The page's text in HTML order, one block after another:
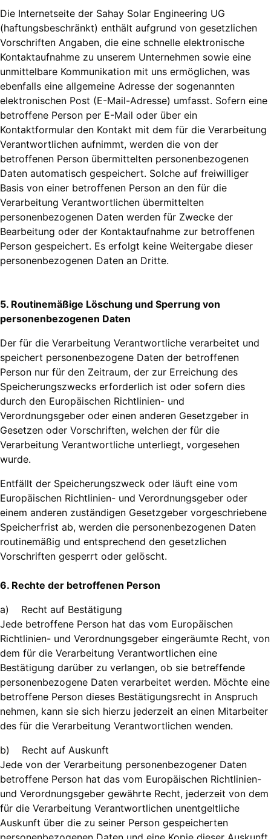
Die Internetseite der Sahay Solar Engineering UG
(haftungsbeschränkt) enthält aufgrund von gesetzlichen
Vorschriften Angaben, die eine schnelle elektronische
Kontaktaufnahme zu unserem Unternehmen sowie eine
unmittelbare Kommunikation mit uns ermöglichen, was
ebenfalls eine allgemeine Adresse der sogenannten
elektronischen Post (E-Mail-Adresse) umfasst. Sofern eine
betroffene Person per E-Mail oder über ein
Kontaktformular den Kontakt mit dem für die Verarbeitung
Verantwortlichen aufnimmt, werden die von der
betroffenen Person übermittelten personenbezogenen
Daten automatisch gespeichert. Solche auf freiwilliger
Basis von einer betroffenen Person an den für die
Verarbeitung Verantwortlichen übermittelten
personenbezogenen Daten werden für Zwecke der
Bearbeitung oder der Kontaktaufnahme zur betroffenen
Person gespeichert. Es erfolgt keine Weitergabe dieser
personenbezogenen Daten an Dritte.
5. Routinemäßige Löschung und Sperrung von
personenbezogenen Daten
Der für die Verarbeitung Verantwortliche verarbeitet und
speichert personenbezogene Daten der betroffenen
Person nur für den Zeitraum, der zur Erreichung des
Speicherungszwecks erforderlich ist oder sofern dies
durch den Europäischen Richtlinien- und
Verordnungsgeber oder einen anderen Gesetzgeber in
Gesetzen oder Vorschriften, welchen der für die
Verarbeitung Verantwortliche unterliegt, vorgesehen
wurde.
Entfällt der Speicherungszweck oder läuft eine vom
Europäischen Richtlinien- und Verordnungsgeber oder
einem anderen zuständigen Gesetzgeber vorgeschriebene
Speicherfrist ab, werden die personenbezogenen Daten
routinemäßig und entsprechend den gesetzlichen
Vorschriften gesperrt oder gelöscht.
6. Rechte der betroffenen Person
a) Recht auf Bestätigung
Jede betroffene Person hat das vom Europäischen
Richtlinien- und Verordnungsgeber eingeräumte Recht, von
dem für die Verarbeitung Verantwortlichen eine
Bestätigung darüber zu verlangen, ob sie betreffende
personenbezogene Daten verarbeitet werden. Möchte eine
betroffene Person dieses Bestätigungsrecht in Anspruch
nehmen, kann sie sich hierzu jederzeit an einen Mitarbeiter
des für die Verarbeitung Verantwortlichen wenden.
b) Recht auf Auskunft
Jede von der Verarbeitung personenbezogener Daten
betroffene Person hat das vom Europäischen Richtlinien-
und Verordnungsgeber gewährte Recht, jederzeit von dem
für die Verarbeitung Verantwortlichen unentgeltliche
Auskunft über die zu seiner Person gespeicherten